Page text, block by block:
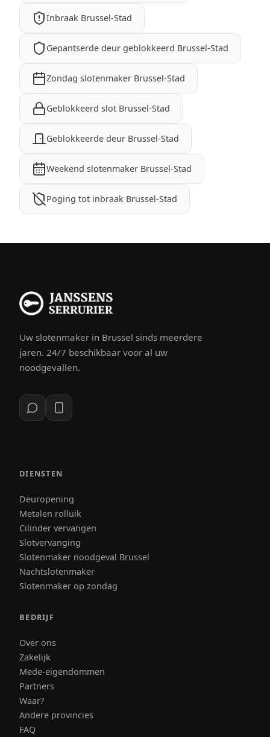
Inbraak Brussel-Stad
Gepantserde deur geblokkeerd Brussel-Stad
Zondag slotenmaker Brussel-Stad
Geblokkeerd slot Brussel-Stad
Geblokkeerde deur Brussel-Stad
Weekend slotenmaker Brussel-Stad
Poging tot inbraak Brussel-Stad
Uw slotenmaker in Brussel sinds meerdere
jaren. 24/7 beschikbaar voor al uw
noodgevallen.
DIENSTEN
Deuropening
Metalen rolluik
Cilinder vervangen
Slotvervanging
Slotenmaker noodgeval Brussel
Nachtslotenmaker
Slotenmaker op zondag
BEDRIJF
Over ons
Zakelijk
Mede-eigendommen
Partners
Waar?
Andere provincies
FAQ